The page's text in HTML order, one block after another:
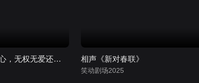
女士控诉不被丈夫关心，无权无爱还要遭受家暴 相声《新对春联》
笑动剧场2025